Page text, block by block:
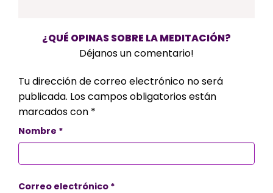
¿QUÉ OPINAS SOBRE LA MEDITACIÓN?
Déjanos un comentario!
Tu dirección de correo electrónico no será
publicada. Los campos obligatorios están
marcados con *
Nombre *
Correo electrónico *